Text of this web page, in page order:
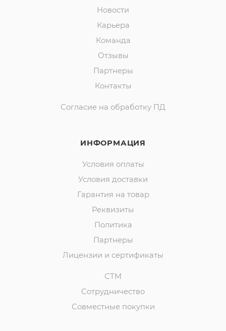
Новости
Карьера
Команда
Отзывы
Партнеры
Контакты
Согласие на обработку ПД
ИНФОРМАЦИЯ
Условия оплаты
Условия доставки
Гарантия на товар
Реквизиты
Политика
Партнеры
Лицензии и сертификаты
СТМ
Сотрудничество
Совместные покупки